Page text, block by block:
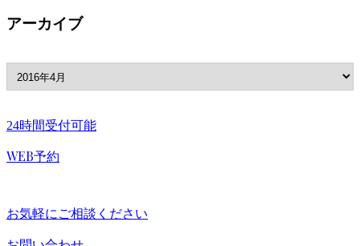
アーカイブ
24時間受付可能
WEB予約
お気軽にご相談ください